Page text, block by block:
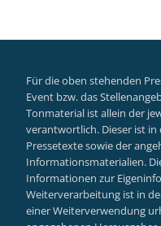
Für die oben stehenden
Event bzw. das
Tonmaterial ist allein der
verantwortlich. Dieser ist in
Pressetexte sowie der
Informationsmaterialien.
Informationen zur
Weiterverarbeitung ist in
einer Weiterverwendung